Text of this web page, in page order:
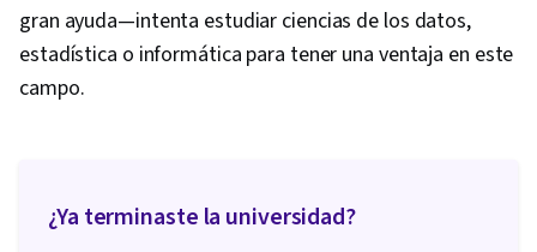
Principles, Driving engagement, Technical
Communication, Presentations, Case Studies, AI
gran ayuda—intenta estudiar ciencias de los datos,
estadística o informática para tener una ventaja en este
campo.
¿Ya terminaste la universidad?